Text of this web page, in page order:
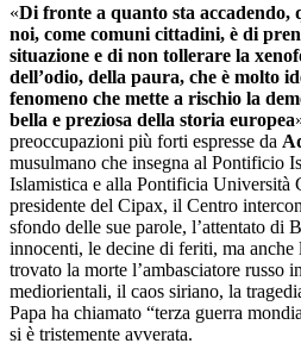
«Di fronte a quanto sta accadendo,
noi, come comuni cittadini, è di
situazione e di non tollerare la
dell’odio, della paura, che è molto
fenomeno che mette a rischio la
bella e preziosa della storia europea
preoccupazioni più forti espresse da
musulmano che insegna al Pontificio
Islamistica e alla Pontificia Università
presidente del Cipax, il Centro
sfondo delle sue parole, l’attentato di
innocenti, le decine di feriti, ma anche
trovato la morte l’ambasciatore russo
mediorientali, il caos siriano, la
Papa ha chiamato “terza guerra
si è tristemente avverata.